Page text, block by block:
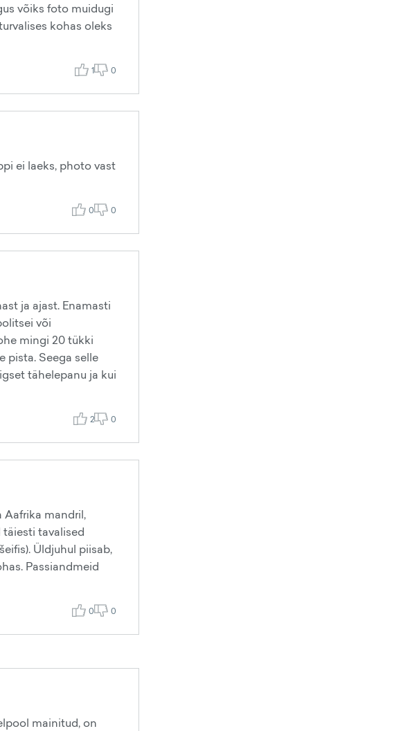
võiks foto muidugi
kohas oleks
1 0
ei laeks, photo vast
0 0
ja ajast. Enamasti
või
mingi 20 tükki
pista. Seega selle
tähelepanu ja kui
2 0
Aafrika mandril,
tavalised
Üldjuhul piisab,
Passiandmeid
0 0
mainitud, on